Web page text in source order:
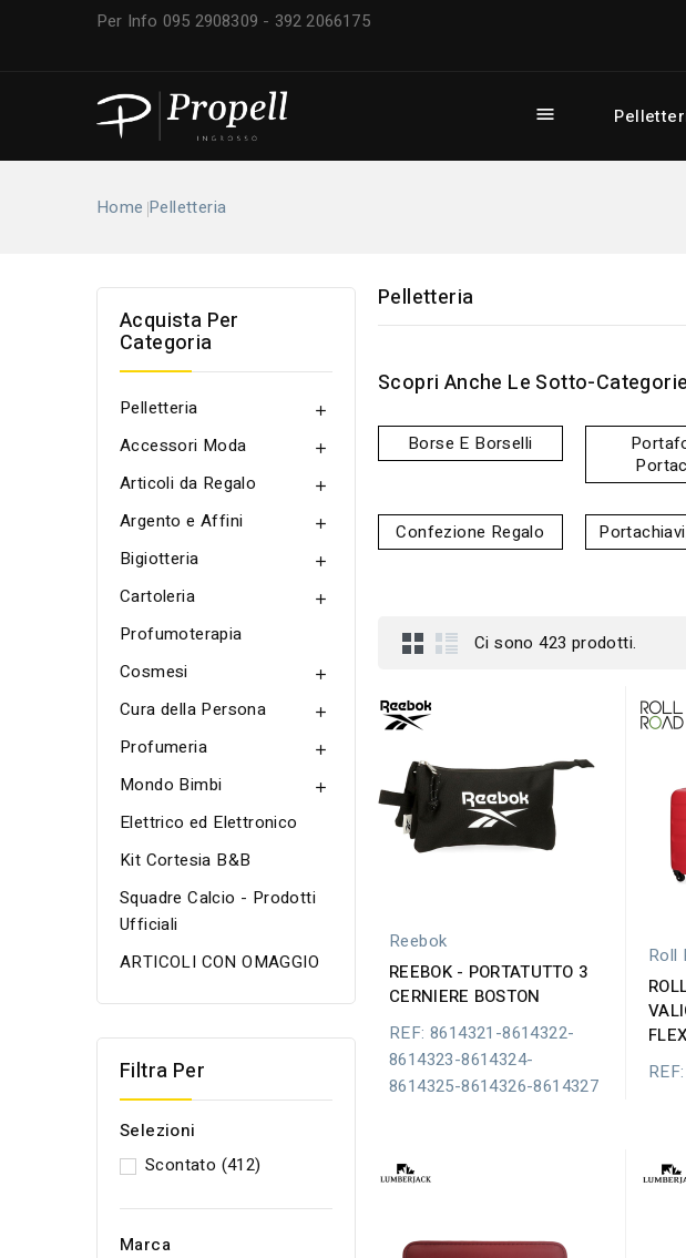
Per Info 095 2908309 - 392 2066175

Home Pelletteria
Acquista Per
Categoria
Pelletteria 
Accessori Moda 
Articoli da Regalo 
Argento e Affini 
Bigiotteria 
Cartoleria 
Profumoterapia
Cosmesi

Cura della Persona 
Profumeria 
Mondo Bimbi 
Elettrico ed Elettronico
Kit Cortesia B&B
Squadre Calcio - Prodotti
Ufficiali
ARTICOLI CON OMAGGIO
Filtra Per
Selezioni
Scontato (412)
Marca
Pelletteria
Scopri Anche Le Sotto-
Borse E Borselli
Confezione Regalo
Ci sono 423 prodotti.
Reebok
REEBOK - PORTATUTTO 3
CERNIERE BOSTON
REF: 8614321-8614322-
8614323-8614324-
8614325-8614326-8614327
Roll
FLEX